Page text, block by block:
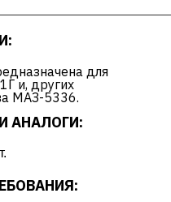
для
и, других
МАЗ-5336.
АНАЛОГИ: